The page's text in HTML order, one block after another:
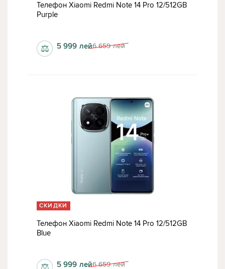
Телефон Xiaomi Redmi Note 14 Pro 12/512GB
Purple
1080x2400 пкс 6 659 лей
5 999 лей
⚖
СКИДКИ
Телефон Xiaomi Redmi Note 14 Pro 12/512GB
Blue
1080 x 2040 пкс 6 659 лей
5 999 лей